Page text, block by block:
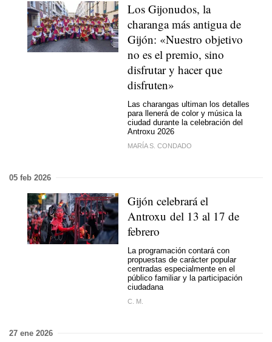
Los Gijonudos, la
charanga más antigua de
Gijón: «Nuestro objetivo
no es el premio, sino
disfrutar y hacer que
disfruten»
Las charangas ultiman los detalles
para llenerá de color y música la
ciudad durante la celebración del
Antroxu 2026
MARÍA S. CONDADO
05 feb 2026
Gijón celebrará el
Antroxu del 13 al 17 de
febrero
La programación contará con
propuestas de carácter popular
centradas especialmente en el
público familiar y la participación
ciudadana
C. M.
27 ene 2026